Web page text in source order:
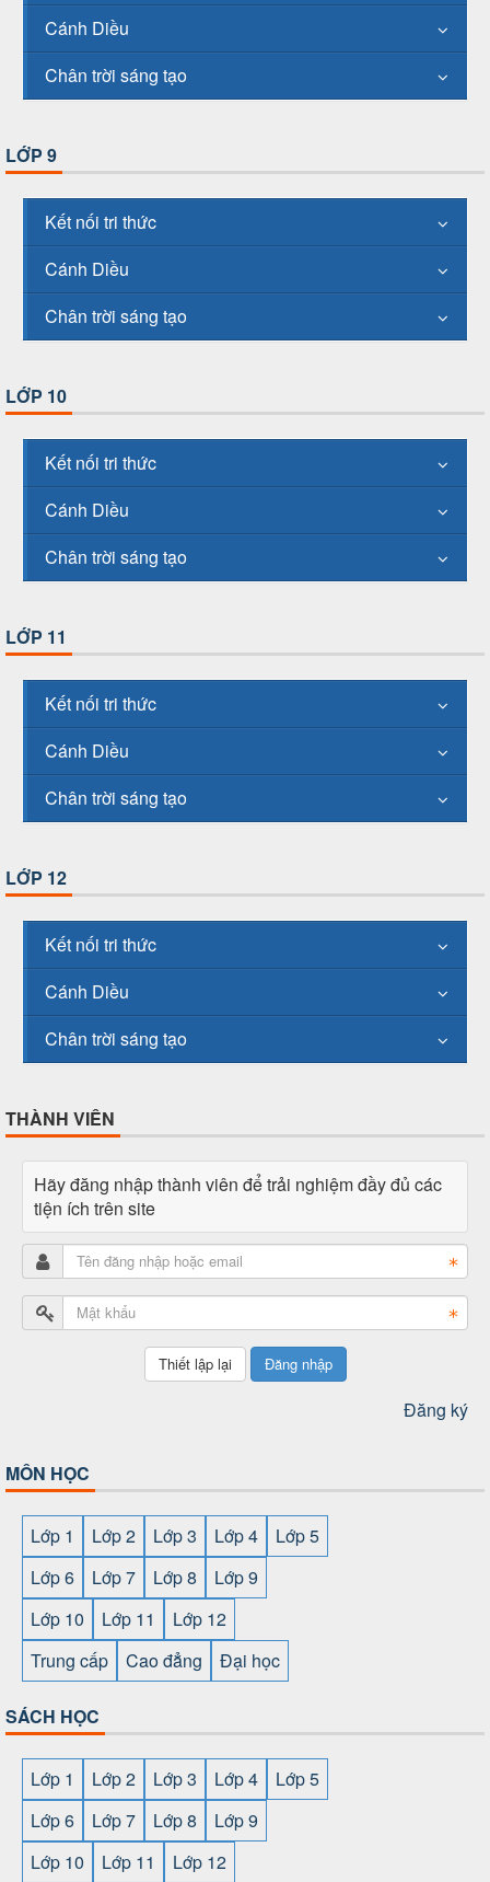
Cánh Diều
Chân trời sáng tạo
LỚP 9
Kết nối tri thức
Cánh Diều
Chân trời sáng tạo
LỚP 10
Kết nối tri thức
Cánh Diều
Chân trời sáng tạo
LỚP 11
Kết nối tri thức
Cánh Diều
Chân trời sáng tạo
LỚP 12
Kết nối tri thức
Cánh Diều
Chân trời sáng tạo
THÀNH VIÊN
Hãy đăng nhập thành viên để trải nghiệm đầy đủ các
tiện ích trên site
Đăng nhập
Đăng ký
MÔN HỌC
Lớp 1 Lớp 2 Lớp 3 Lớp 4
Lớp 5
Lớp 6
Lớp 7 Lớp 8
Lớp 9
Lớp 10
Lớp 11
Lớp 12
Trung cấp
Cao đẳng Đại học
SÁCH HỌC
Lớp 1 Lớp 2 Lớp 3 Lớp 4
Lớp 5
Lớp 6
Lớp 7 Lớp 8
Lớp 9
Lớp 10
Lớp 11
Lớp 12